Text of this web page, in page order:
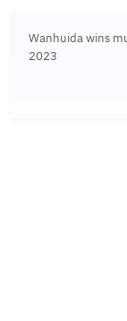
Wanhuida wins
2023